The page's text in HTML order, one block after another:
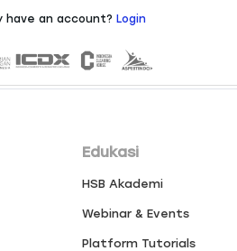
Edukasi
HSB Akademi
Webinar & Events
Platform Tutorials